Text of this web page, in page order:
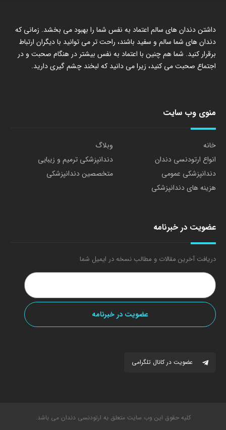
داشتن دندان های سالم اعتماد به نفس شما را بهبود می بخشد. زمانی که
دندان های شما سالم و سفید باشند، راحت تر می توانید با دیگران ارتباط
برقرار کنید. شما هم چنین با اعتماد به نفس بیشتر در هنگام صحبت و در
اجتماع صحبت می کنید، زیرا می دانید که لبخند چشم گیری دارید.
منوی وب سایت
خانه
وبلاگ
انواع ارتودنسی دندان
دندانپزشکی ترمیم و زیبایی
دندانپزشکی عمومی
متخصصین دندانپزشکی
هزینه های دندانپزشکی
عضویت در خبرنامه
دریافت آخرین مقالات و مطالب نسخه در ایمیل شما
عضویت در کانال تلگرامی
کلیه حقوق این وب سایت متعلق به ارتودنسی دندان می باشد.